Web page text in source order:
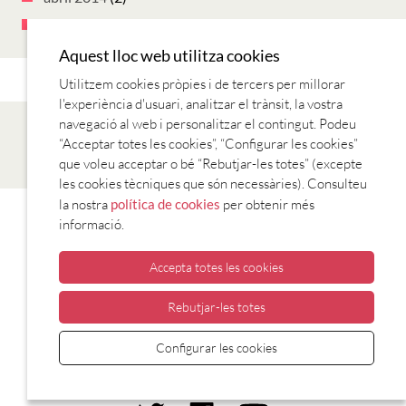
CONSORCI PER A LA NORMALITZACIÓ
LINGÜÍSTICA
Aquest lloc web utilitza cookies
Utilitzem cookies pròpies i de tercers per millorar
l'experiència d'usuari, analitzar el trànsit, la vostra
navegació al web i personalitzar el contingut. Podeu
“Acceptar totes les cookies”, “Configurar les cookies”
que voleu acceptar o bé “Rebutjar-les totes” (excepte
les cookies tècniques que són necessàries). Consulteu
la nostra política de cookies per obtenir més
informació.
Accepta totes les cookies
Rebutjar-les totes
Configurar les cookies